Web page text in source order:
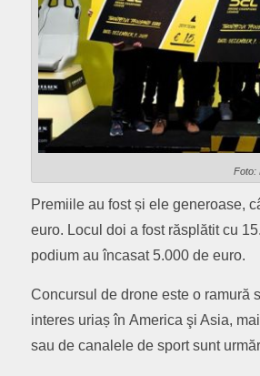
Foto:
Premiile au fost și ele generoase,
euro. Locul doi a fost răsplătit cu
podium au încasat 5.000 de euro.
Concursul de drone este o ramură
interes uriaș în America şi Asia,
sau de canalele de sport sunt